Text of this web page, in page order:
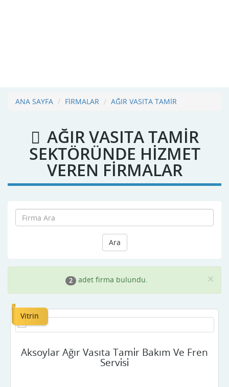
ANA SAYFA FİRMALAR AĞIR VASITA TAMİR
AĞIR VASITA TAMİR
SEKTÖRÜNDE HİZMET
VEREN FİRMALAR
Ara
×
2 adet firma bulundu.
Vitrin
Aksoylar Ağır Vasıta Tami̇r Bakım Ve Fren
Servi̇si̇